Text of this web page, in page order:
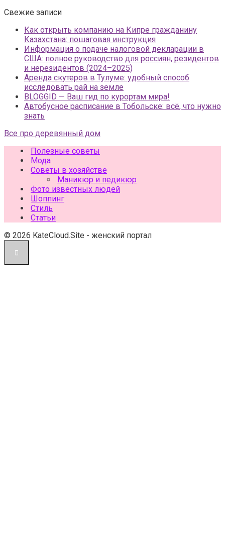
Свежие записи
Как открыть компанию на Кипре гражданину
Казахстана: пошаговая инструкция
Информация о подаче налоговой декларации в
США: полное руководство для россиян, резидентов
и нерезидентов (2024–2025)
Аренда скутеров в Тулуме: удобный способ
исследовать рай на земле
BLOGGID — Ваш гид по курортам мира!
Автобусное расписание в Тобольске: всё, что нужно
знать
Все про деревянный дом
Полезные советы
Мода
Советы в хозяйстве
Маникюр и педикюр
Фото известных людей
Шоппинг
Стиль
Статьи
© 2026 KateCloud.Site - женский портал